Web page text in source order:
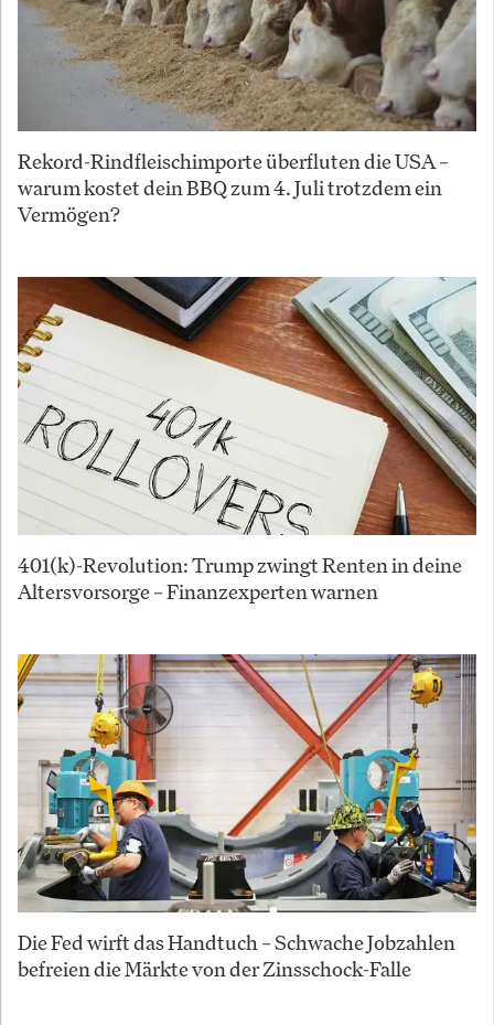
Rekord-Rindfleischimporte überfluten die USA –
warum kostet dein BBQ zum 4. Juli trotzdem ein
Vermögen?
401(k)-Revolution: Trump zwingt Renten in deine
Altersvorsorge – Finanzexperten warnen
Die Fed wirft das Handtuch – Schwache Jobzahlen
befreien die Märkte von der Zinsschock-Falle